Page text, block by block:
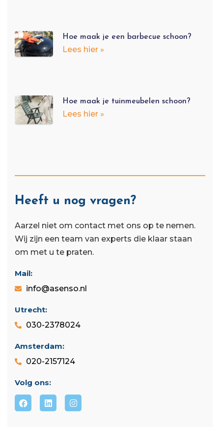
Hoe maak je een barbecue schoon?
Lees hier »
Hoe maak je tuinmeubelen schoon?
Lees hier »
Heeft u nog vragen?
Aarzel niet om contact met ons op te nemen.
Wij zijn een team van experts die klaar staan ​​
om met u te praten.
Mail:
info@asenso.nl
Utrecht:
030-2378024
Amsterdam:
020-2157124
Volg ons: